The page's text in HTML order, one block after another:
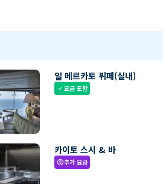
일 메르카토 뷔페(실내)
check요금 포함
카이토 스시 & 바
paid추가 요금